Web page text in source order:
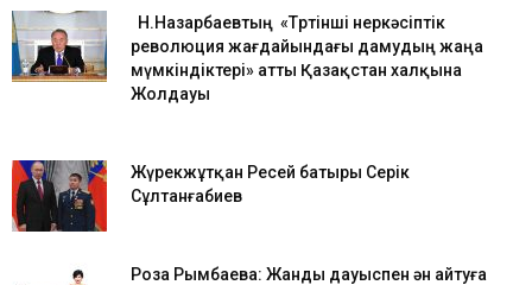
Н.Назарбаевтың «Төртінші өнеркәсіптік
революция жағдайындағы дамудың жаңа
мүмкіндіктері» атты Қазақстан халқына
Жолдауы
Жүрекжұтқан Ресей батыры Серік
Сұлтанғабиев
Роза Рымбаева: Жанды дауыспен ән айтуға